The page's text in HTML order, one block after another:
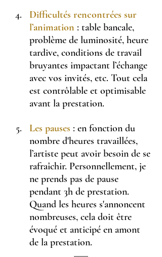
Difficultés rencontrées sur
l’animation : table bancale,
problème de luminosité, heure
tardive, conditions de travail
bruyantes impactant l’échange
avec vos invités, etc. Tout cela
est contrôlable et optimisable
avant la prestation.
Les pauses : en fonction du
nombre d'heures travaillées,
l’artiste peut avoir besoin de se
rafraîchir. Personnellement, je
ne prends pas de pause
pendant 3h de prestation.
Quand les heures s'annoncent
nombreuses, cela doit être
évoqué et anticipé en amont
de la prestation.